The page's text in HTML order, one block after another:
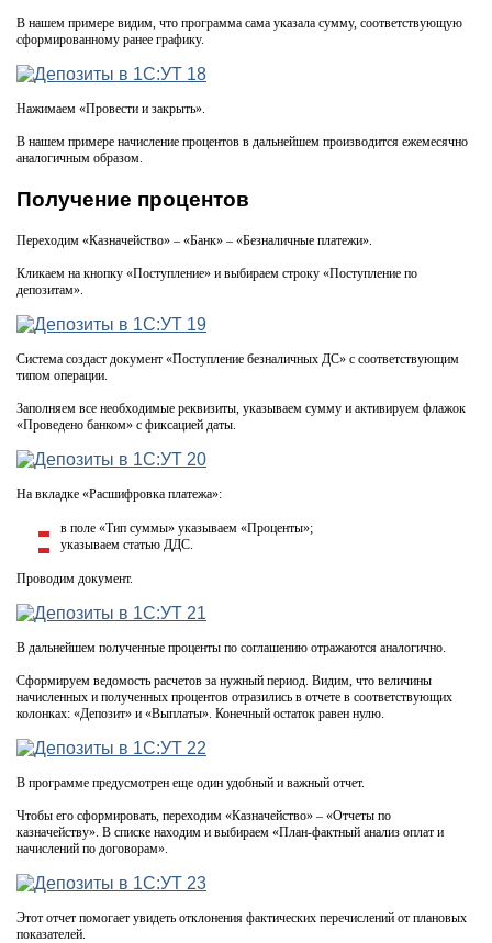
В нашем примере видим, что программа сама указала сумму, соответствующую
сформированному ранее графику.
Нажимаем «Провести и закрыть».
В нашем примере начисление процентов в дальнейшем производится ежемесячно
аналогичным образом.
Получение процентов
Переходим «Казначейство» – «Банк» – «Безналичные платежи».
Кликаем на кнопку «Поступление» и выбираем строку «Поступление по
депозитам».
Система создаст документ «Поступление безналичных ДС» с соответствующим
типом операции.
Заполняем все необходимые реквизиты, указываем сумму и активируем флажок
«Проведено банком» с фиксацией даты.
На вкладке «Расшифровка платежа»:
в поле «Тип суммы» указываем «Проценты»;
указываем статью ДДС.
Проводим документ.
В дальнейшем полученные проценты по соглашению отражаются аналогично.
Сформируем ведомость расчетов за нужный период. Видим, что величины
начисленных и полученных процентов отразились в отчете в соответствующих
колонках: «Депозит» и «Выплаты». Конечный остаток равен нулю.
В программе предусмотрен еще один удобный и важный отчет.
Чтобы его сформировать, переходим «Казначейство» – «Отчеты по
казначейству». В списке находим и выбираем «План-фактный анализ оплат и
начислений по договорам».
Этот отчет помогает увидеть отклонения фактических перечислений от плановых
показателей.